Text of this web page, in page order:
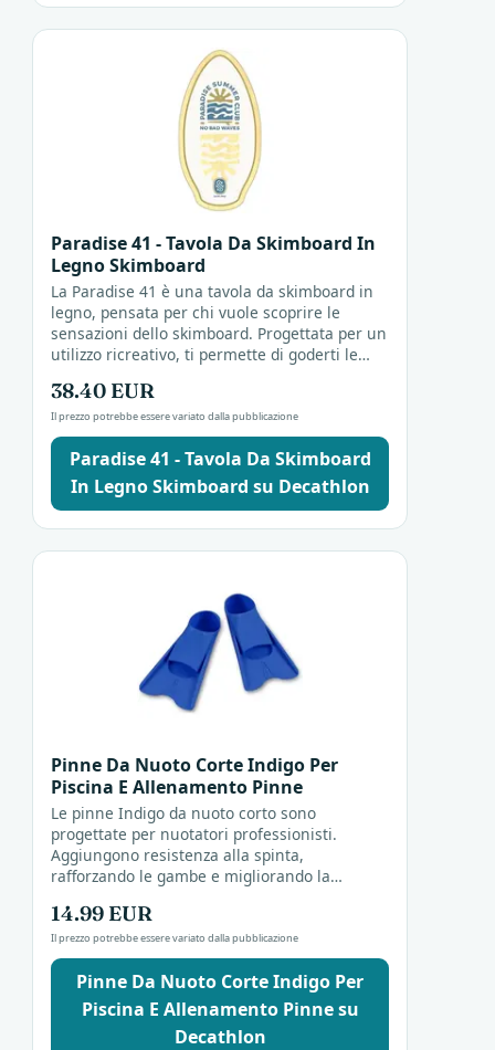
Paradise 41 - Tavola Da Skimboard In
Legno Skimboard
La Paradise 41 è una tavola da skimboard in
legno, pensata per chi vuole scoprire le
sensazioni dello skimboard. Progettata per un
utilizzo ricreativo, ti permette di goderti le
38.40 EUR
Il prezzo potrebbe essere variato dalla pubblicazione
Paradise 41 - Tavola Da Skimboard
In Legno Skimboard su Decathlon
Pinne Da Nuoto Corte Indigo Per
Piscina E Allenamento Pinne
Le pinne Indigo da nuoto corto sono
progettate per nuotatori professionisti.
Aggiungono resistenza alla spinta,
rafforzando le gambe e migliorando la
acque libere.
14.99 EUR
Il prezzo potrebbe essere variato dalla pubblicazione
Pinne Da Nuoto Corte Indigo Per
Piscina E Allenamento Pinne su
Decathlon